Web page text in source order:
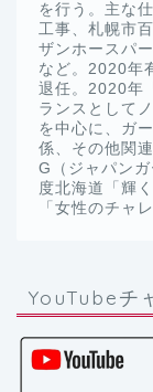
を行う。主な
工事、札幌市
ザンホースパ
など。2020年
退任。2020年
ランスとして
を中心に、ガ
係、その他関
G（ジャパン
度北海道「輝
「女性のチャ
YouTubeチ